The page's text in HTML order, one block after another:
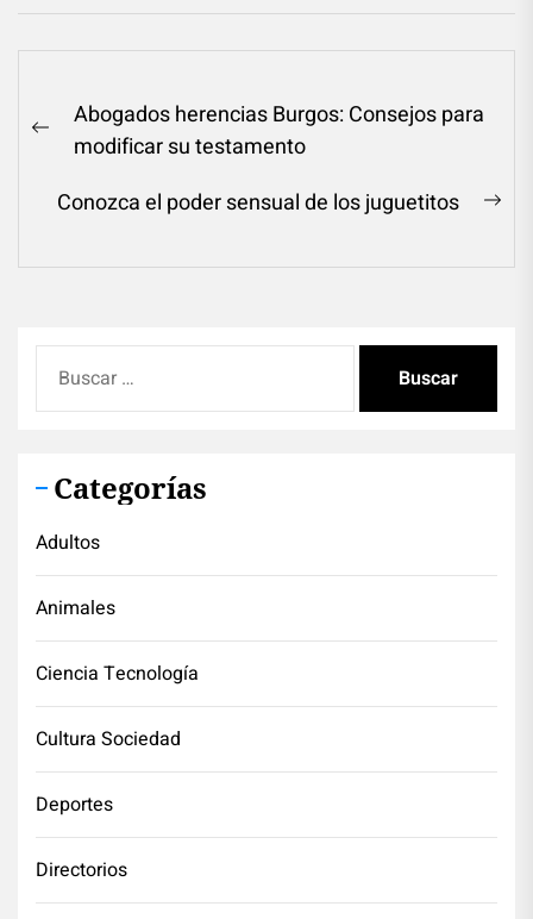
Navegación
dePrevious
Abogados herencias Burgos: Consejos para
modificar su testamento
Conozca el poder sensual de los juguetitos
Categorías
Adultos
Animales
Ciencia Tecnología
Cultura Sociedad
Deportes
Directorios